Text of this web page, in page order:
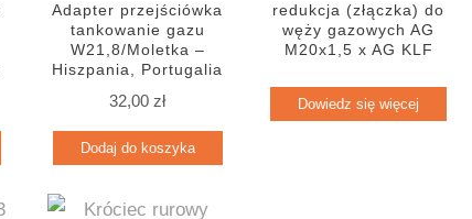
Adapter przejściówka
tankowanie gazu
W21,8/Moletka –
Hiszpania, Portugalia
32,00zł
Dodaj do koszyka
redukcja (złączka) do
węży gazowych AG
M20x1,5 x AG KLF
Dowiedz się więcej